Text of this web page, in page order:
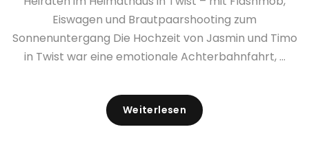
Eiswagen und Brautpaarshooting zum
Sonnenuntergang Die Hochzeit von Jasmin und Timo
in Twist war eine emotionale Achterbahnfahrt, ...
Weiterlesen